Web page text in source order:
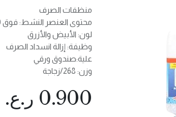
منظفات الصرف
محتوى العنصر النشط: فوق 80% (شامل)
لون: الأبيض والأزرق
وظيفة: إزالة انسداد الصرف
علية:صندوق ورقي
وزن: 268/زجاجة
0.900 ر.ع.